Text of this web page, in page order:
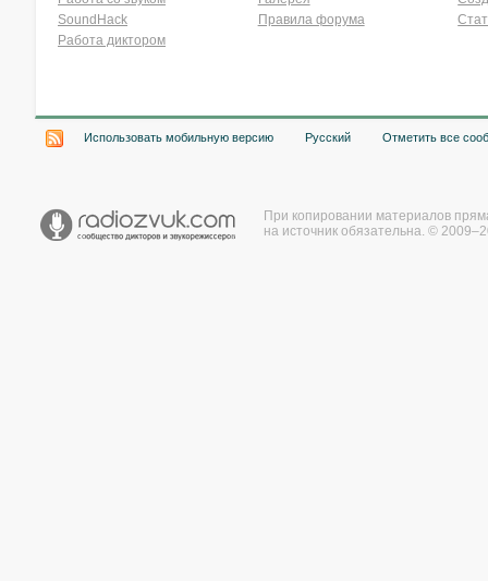
SoundHack
Работа диктором
Правила форума
Использовать мобильную версию Русский Отметить все
При копировании материалов
на источник обязательна. ©